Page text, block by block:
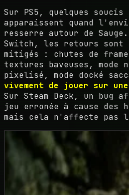
Sur PS5, quelques soucis
apparaissent quand
resserre autour de
Switch, les retours sont
mitigés : chutes de
textures baveuses, mode
pixelisé, mode docké
vivement de jouer sur
Sur Steam Deck, un bug
jeu erronée à cause des
mais cela n'affecte pas